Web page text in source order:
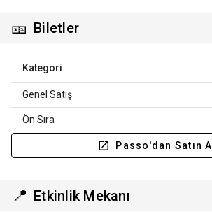
🎫 Biletler
Kategori
Genel Satış
Ön Sıra
Passo'dan Satın Al
📍 Etkinlik Mekanı